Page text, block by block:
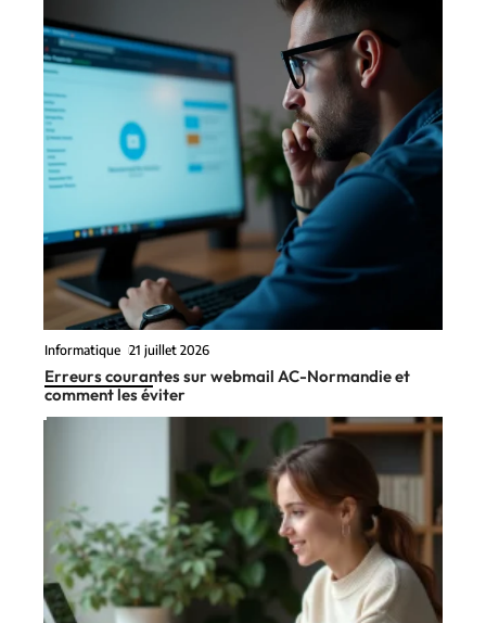
Informatique 21 juillet 2026
Erreurs courantes sur webmail AC-Normandie et
comment les éviter